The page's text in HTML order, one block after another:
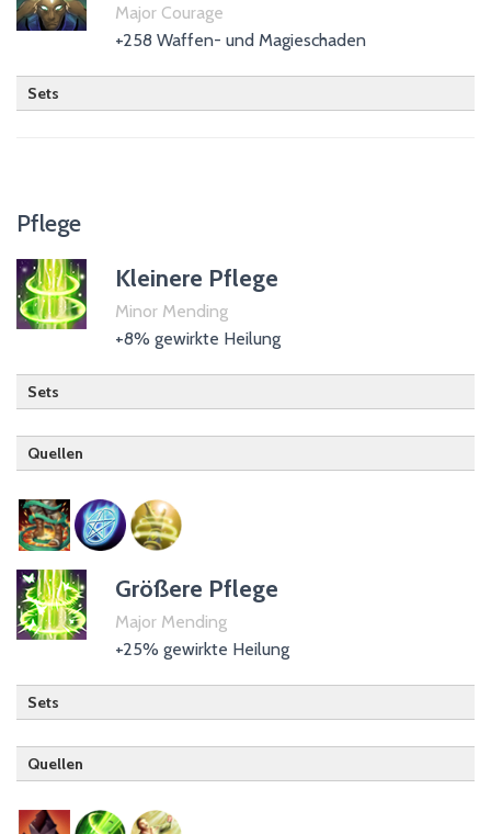
Major Courage
+258 Waffen- und Magieschaden
Sets
Pflege
Kleinere Pflege
Minor Mending
+8% gewirkte Heilung
Sets
Quellen
Nekromant (passiv)
Templer (passiv)
Größere Pflege
Major Mending
+25% gewirkte Heilung
Sets
Quellen